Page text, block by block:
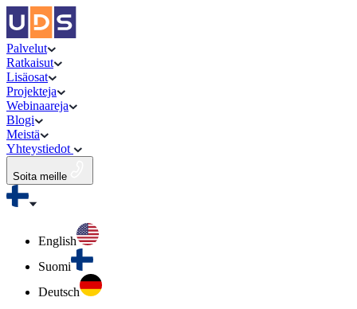
Palvelut
Ratkaisut
Lisäosat
Projekteja
Webinaareja
Blogi
Meistä
Yhteystiedot
Soita meille
English
Suomi
Deutsch